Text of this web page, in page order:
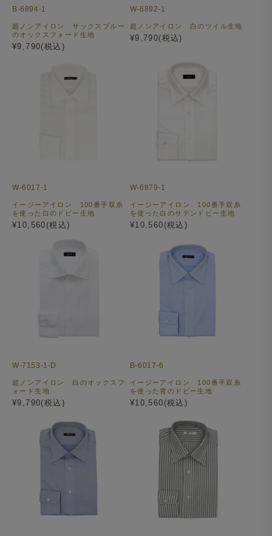
B-6894-1
超ノンアイロン サックスブルー
のオックスフォード生地
¥9,790(税込)
W-6892-1
超ノンアイロン 白のツイル生地
¥9,790(税込)
W-6017-1
イージーアイロン 100番手双糸
を使った白のドビー生地
¥10,560(税込)
W-6879-1
イージーアイロン 100番手双糸
を使った白のサテンドビー生地
¥10,560(税込)
W-7153-1-D
超ノンアイロン 白のオックスフ
ォード生地
¥9,790(税込)
B-6017-6
イージーアイロン 100番手双糸
を使った青のドビー生地
¥10,560(税込)